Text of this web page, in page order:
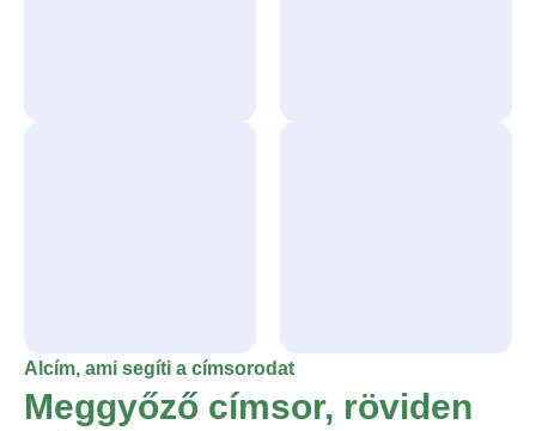
Alcím, ami segíti a címsorodat
Meggyőző címsor, röviden